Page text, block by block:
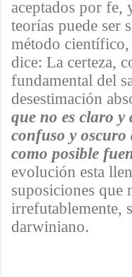
aceptados por fe,
teorías puede ser
método científico,
dice: La certeza,
fundamental del
desestimación
que no es claro y
confuso y oscuro
como posible
evolución esta
suposiciones que
irrefutablemente,
darwiniano.